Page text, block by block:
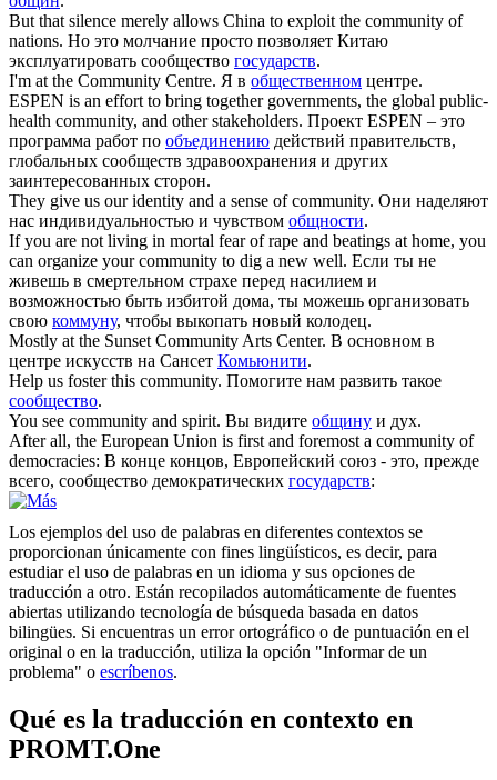
But that silence merely allows China to exploit the community of
nations. Но это молчание просто позволяет Китаю
эксплуатировать сообщество государств.
I'm at the Community Centre. Я в общественном центре.
ESPEN is an effort to bring together governments, the global public-
health community, and other stakeholders. Проект ESPEN – это
программа работ по объединению действий правительств,
глобальных сообществ здравоохранения и других
заинтересованных сторон.
They give us our identity and a sense ofcommunity. Они наделяют
нас индивидуальностью и чувством общности.
If you are not living in mortal fear of rape and beatings at home, you
can organize yourcommunity to dig a new well. Если ты не
живешь в смертельном страхе перед насилием и
возможностью быть избитой дома, ты можешь организовать
свою коммуну, чтобы выкопать новый колодец.
Mostly at the SunsetCommunityArts Center. В основном в
центре искусств на Сансет Комьюнити.
Help us foster this community. Помогите нам развить такое
сообщество.
You see community and spirit. Вы видите общину и дух.
After all, the European Union is first and foremost a community of
democracies: В конце концов, Европейский союз - это, прежде
всего, сообщество демократических государств:
Los ejemplos del uso de palabras en diferentes contextos se
proporcionan únicamente con fines lingüísticos, es decir, para
estudiar el uso de palabras en un idioma y sus opciones de
traducción a otro. Están recopilados automáticamente de fuentes
abiertas utilizando tecnología de búsqueda basada en datos
bilingües. Si encuentras un error ortográfico o de puntuación en el
original o en la traducción, utiliza la opción "Informar de un
problema" o escríbenos.
Qué es la traducción en contexto en
PROMT.One